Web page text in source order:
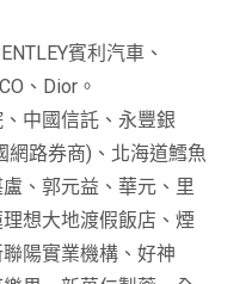
賓利汽車、
、Dior。
中國信託、永豐銀
網路券商)、北海道鱈魚
、郭元益、華元、里
想大地渡假飯店、煙
陽實業機構、好神